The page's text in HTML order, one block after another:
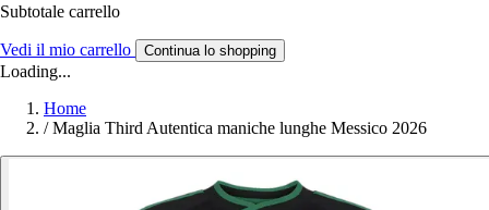
Subtotale carrello
Vedi il mio carrello Continua lo shopping
Loading...
Home
/ Maglia Third Autentica maniche lunghe Messico 2026